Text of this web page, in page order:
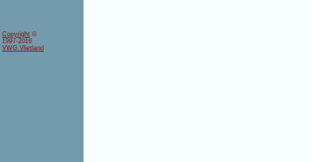
Copyright ©
1997-2016
VWG Vlietland